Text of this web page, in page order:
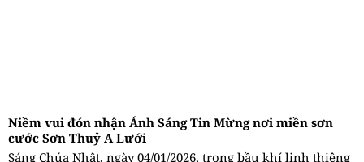
Niềm vui đón nhận Ánh Sáng Tin Mừng nơi miền sơn
cước Sơn Thuỷ A Lưới
Sáng Chúa Nhật, ngày 04/01/2026, trong bầu khí linh thiêng